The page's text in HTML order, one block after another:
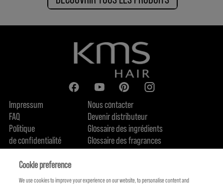
Impressum
FAQ
Politique
de confidentialité
Politique de cookie
Qui sommes-nous
Nous contacter
Devenir distributeur
Glossaire des ingrédients
Glossaire des fragrances
Engagement en terme de durabilité
Cookie preference
We use cookies to improve your experience on our website, to personalise content and